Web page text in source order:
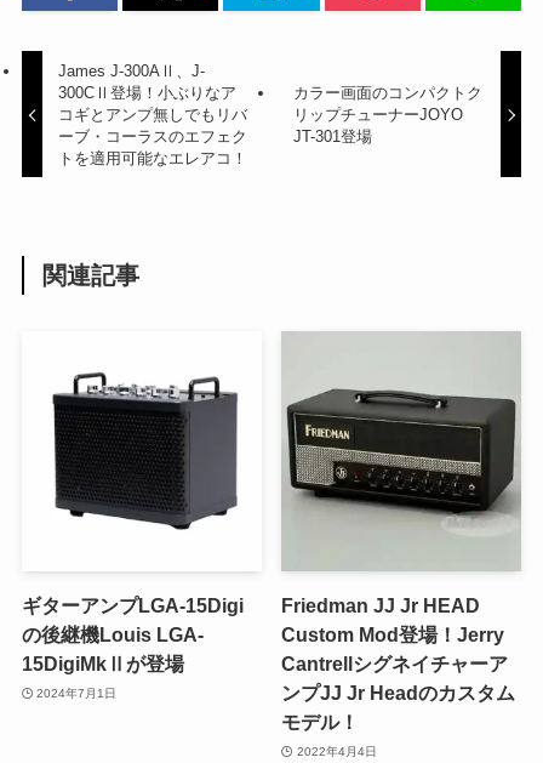
James J-300AⅡ、J-
300CⅡ登場！小ぶりなア
コギとアンプ無しでもリバ
ーブ・コーラスのエフェク
トを適用可能なエレアコ！
カラー画面のコンパクトク
リップチューナーJOYO
JT-301登場
関連記事
ギターアンプLGA-15Digi
の後継機Louis LGA-
15DigiMkⅡが登場
2024年7月1日
Friedman JJ Jr HEAD
Custom Mod登場！Jerry
Cantrellシグネイチャーア
ンプJJ Jr Headのカスタム
モデル！
2022年4月4日